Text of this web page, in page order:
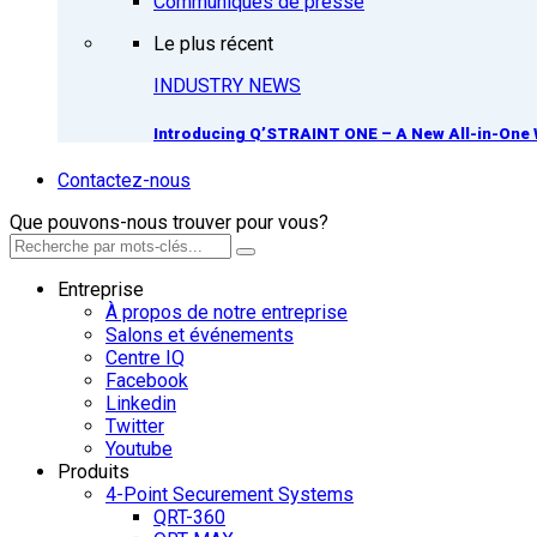
Le plus récent
INDUSTRY NEWS
Introducing Q’STRAINT ONE – A New All-in-
Contactez-nous
Que pouvons-nous trouver pour vous?
Entreprise
À propos de notre entreprise
Salons et événements
Centre IQ
Facebook
Linkedin
Twitter
Youtube
Produits
4-Point Securement Systems
QRT-360